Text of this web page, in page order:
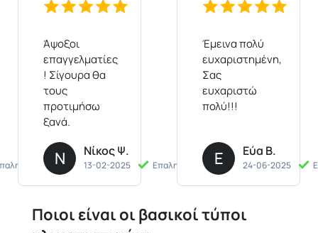
Άψοξοι
επαγγελματίες
! Σίγουρα θα
τους
προτιμήσω
ξανά.
Ν Νίκος Ψ.
13-02-2025 Επαληθευμένη
Έμεινα πολύ
ευχαριστημένη,
Σας
ευχαριστώ
πολύ!!!
Ε Εύα Β.
24-06-2025
Ποιοι είναι οι βασικοί τύποι